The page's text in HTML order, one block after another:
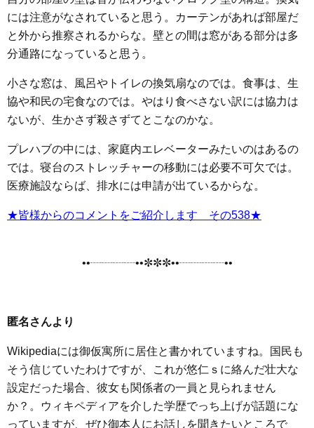
には注意がなされていると思う。カーテンがあれば部屋だ
と外から推察されるからな。壁との間は窓がある部分は多
分通路になっていると思う。
小さな窓は、風呂やトイレの換気扇なのでは。食事は、生
協や和民の宅食なのでは。やはり食べさない訳には協力は
ないが、生かさず殺さずてとこなのかな。
プレハブの中には、家庭内エレベーターみたいのはあるの
では。寝台のストレッチャーの移動には必要不可欠では。
医療施設ならば、排水には申請が出ているからな。
★皆様からのコメントをご紹介します その538★
••┈┈┈┈••✼✼✼••┈┈┈┈••
匿名さんより
Wikipediaには御仮寓所に居住と書かれていますね。国民も
そう信じていたわけですが、これが悠仁ｓに絡んだ壮大な
設定だった場合、彼女も関係者の一員と見られません
か？。ウィキペディアを介した学歴でっち上げが話題にな
っていますが、ぜひ御本人にお話しを聞きたいところで